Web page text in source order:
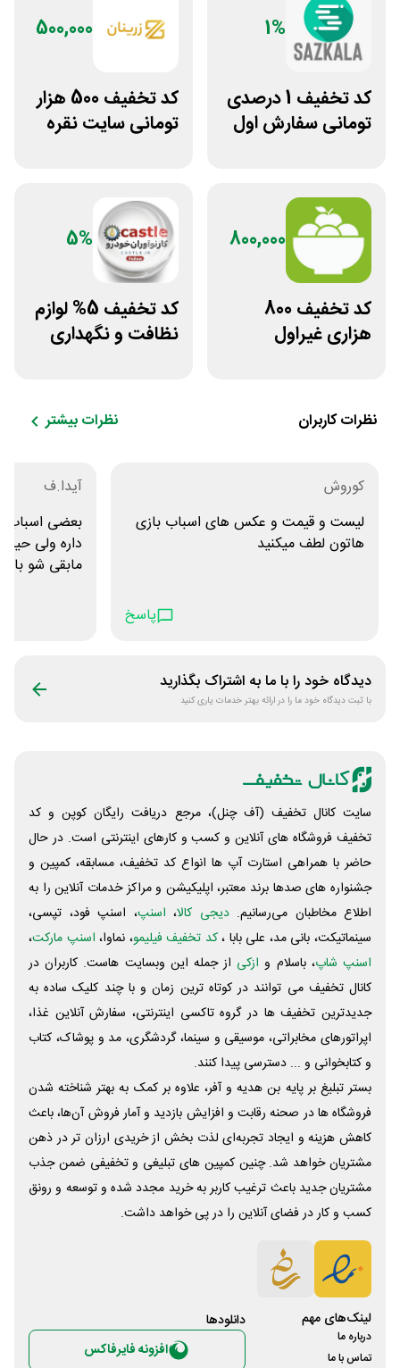
1%
کد تخفیف 1 درصدی
تومانی سفارش اول
500,000
کد تخفیف 500 هزار
تومانی سایت نقره
800,000
کد تخفیف 800
هزاری غیراول
5%
کد تخفیف 5% لوازم
نظافت و نگهداری
نظرات کاربران نظرات بیشتر
کوروش
لیست و قیمت و عکس های اسباب بازی
هاتون لطف میکنید
پاسخ
آیدا.ف
بعضی اسباب
داره ولی
مابقی شو
دیدگاه خود را با ما به اشتراک بگذارید
با ثبت دیدگاه خود ما را در ارائه بهتر خدمات یاری کنید
سایت کانال تخفیف (آف چنل)، مرجع دریافت رایگان کوپن و کد
تخفیف فروشگاه های آنلاین و کسب و‌ کارهای اینترنتی است. در حال
حاضر با همراهی استارت آپ ها انواع کد تخفیف، مسابقه، کمپین و
جشنواره های صدها برند معتبر، اپلیکیشن و مراکز خدمات آنلاین را به
اطلاع مخاطبان می‌رسانیم. دیجی کالا، اسنپ، اسنپ فود، تپسی،
سینماتیکت، بانی مد، علی‌ بابا ،کد تخفیف فیلیمو، نماوا، اسنپ مارکت،
اسنپ شاپ، باسلام و ازکی از جمله این وبسایت ‌هاست. کاربران در
کانال تخفیف می توانند در کوتاه ترین زمان و با چند کلیک ساده به
جدیدترین تخفیف ها در گروه تاکسی اینترنتی، سفارش آنلاین غذا،
اپراتورهای مخابراتی، موسیقی و سینما، گردشگری، مد و پوشاک، کتاب
و کتابخوانی و ... دسترسی پیدا کنند.
بستر تبلیغ بر پایه بن هدیه و آفر، علاوه بر کمک به بهتر شناخته شدن
فروشگاه ها در صحنه رقابت و افزایش بازدید و آمار فروش آن‌ها، باعث
کاهش هزینه و ایجاد تجربه‌ای لذت بخش از خریدی ارزان تر در ذهن
مشتریان خواهد شد. چنین کمپین های تبلیغی و تخفیفی ضمن جذب
مشتریان جدید باعث ترغیب کاربر به خرید مجدد شده و توسعه و رونق
کسب و کار در فضای آنلاین را در پی خواهد داشت.
لینک‌های مهم
درباره ما
تماس با ما
دانلود‌ها
افزونه فایرفاکس